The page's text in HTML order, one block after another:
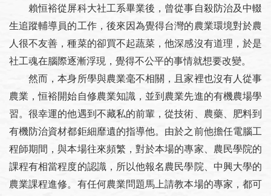
賴恒裕從屏科大社工系畢業後，曾從事自殺防治及中輟
生追蹤輔導員的工作，後來因為覺得台灣的農業環境對於農
人很不友善，種菜的卻買不起蔬菜，他深感沒有道理，於是
社工魂在腦際逐漸浮現，覺得不公平的事情就想要改變。
然而，本身所學與農業毫不相關，且家裡也沒有人從事
農業，恒裕開始自修農業知識，並到農業先進的有機農場學
習。很幸運的他遇到不藏私的前輩，從技術、農藥、肥料到
有機防治資材都鉅細靡遺的指導他。由於之前他擔任電腦工
程師期間，與本場往來頻繁，對於本場的專家、農民學院的
課程有相當程度的認識，所以他報名農民學院、中興大學的
農業課程進修。有任何農業問題馬上請教本場的專家，都可